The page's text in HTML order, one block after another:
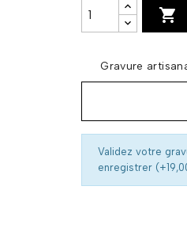

Gravure
Validez votre
enregistrer